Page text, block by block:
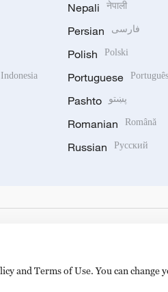
Nepali नेपाली
Persian فارسی
Polish Polski
Portuguese Português
Pashto پښتو
Romanian Română
Russian Русский
and Terms of Use. You can change